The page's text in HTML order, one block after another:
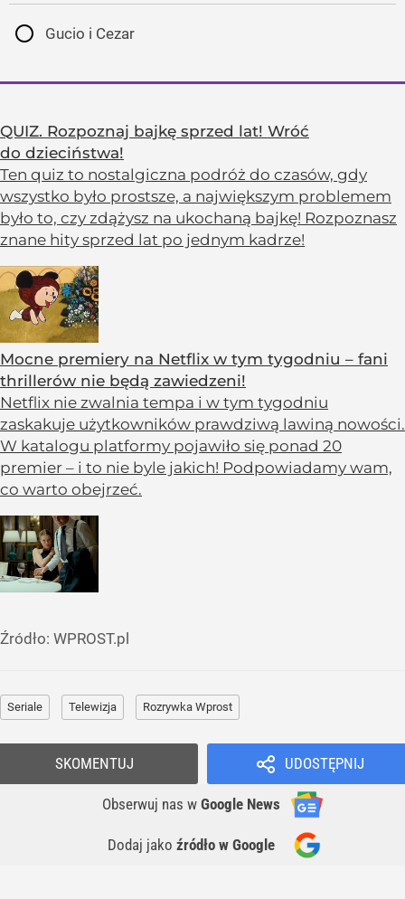
Gucio i Cezar
QUIZ. Rozpoznaj bajkę sprzed lat! Wróć
do dzieciństwa!
Ten quiz to nostalgiczna podróż do czasów, gdy
wszystko było prostsze, a największym problemem
było to, czy zdążysz na ukochaną bajkę! Rozpoznasz
znane hity sprzed lat po jednym kadrze!
Mocne premiery na Netflix w tym tygodniu – fani
thrillerów nie będą zawiedzeni!
Netflix nie zwalnia tempa i w tym tygodniu
zaskakuje użytkowników prawdziwą lawiną nowości.
W katalogu platformy pojawiło się ponad 20
premier – i to nie byle jakich! Podpowiadamy wam,
co warto obejrzeć.
Źródło: WPROST.pl
Seriale Telewizja Rozrywka Wprost
UDOSTĘPNIJ
Obserwuj nas w Google News
Dodaj jako źródło w Google
SKOMENTUJ